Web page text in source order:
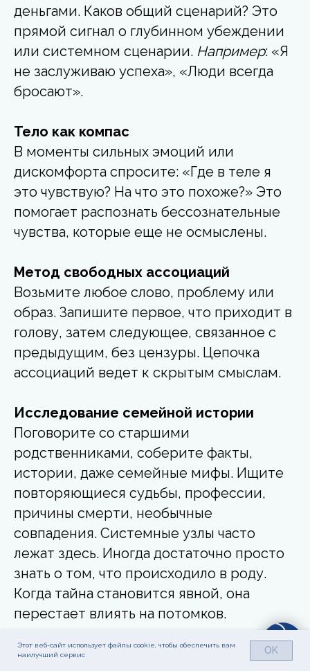
деньгами. Каков общий сценарий? Это
прямой сигнал о глубинном убеждении
или системном сценарии. Например: «Я
не заслуживаю успеха», «Люди всегда
бросают».
Тело как компас
В моменты сильных эмоций или
дискомфорта спросите: «Где в теле я
это чувствую? На что это похоже?» Это
помогает распознать бессознательные
чувства, которые еще не осмыслены.
Метод свободных ассоциаций
Возьмите любое слово, проблему или
образ. Запишите первое, что приходит в
голову, затем следующее, связанное с
предыдущим, без цензуры. Цепочка
ассоциаций ведет к скрытым смыслам.
Исследование семейной истории
Поговорите со старшими
родственниками, соберите факты,
истории, даже семейные мифы. Ищите
повторяющиеся судьбы, профессии,
причины смерти, необычные
совпадения. Системные узлы часто
лежат здесь. Иногда достаточно просто
знать о том, что происходило в роду.
Когда тайна становится явной, она
перестает влиять на потомков.
Этот веб-сайт использует файлы cookie, чтобы обеспечить вам
наилучший сервис
OK